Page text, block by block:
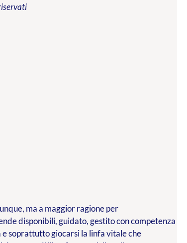
ma a maggior ragione per
disponibili, guidato, gestito con competenza
soprattutto giocarsi la linfa vitale che